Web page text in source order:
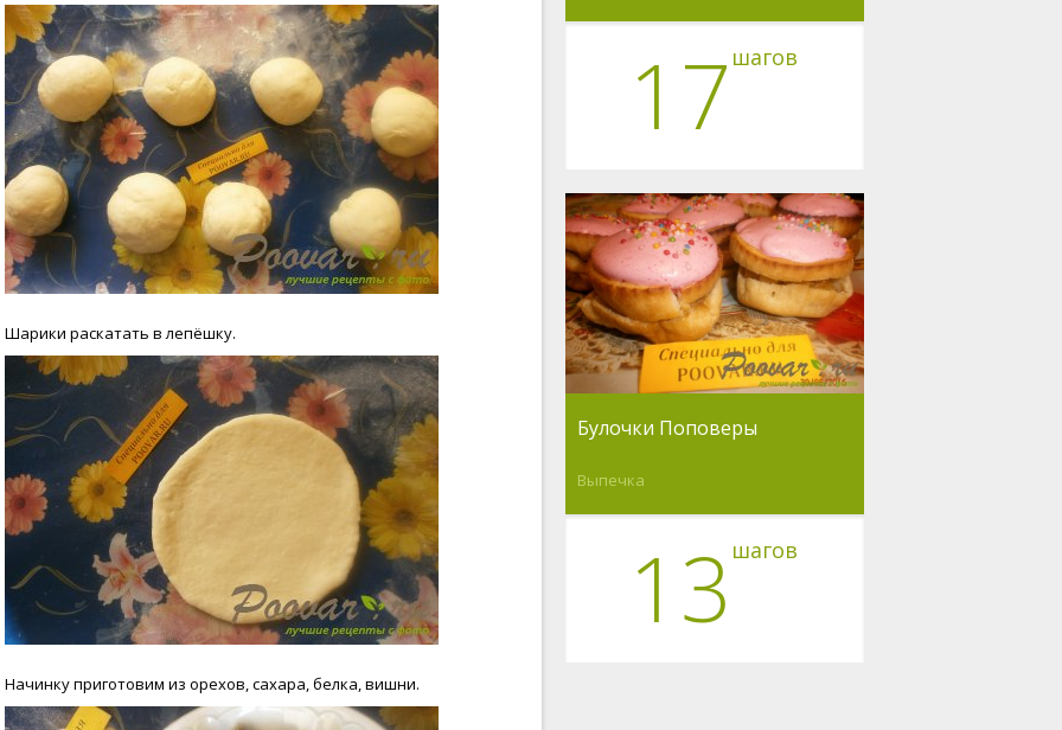
Шарики раскатать в лепёшку.
Начинку приготовим из орехов, сахара, белка, вишни.
17 шагов
Булочки Поповеры
Выпечка
13 шагов